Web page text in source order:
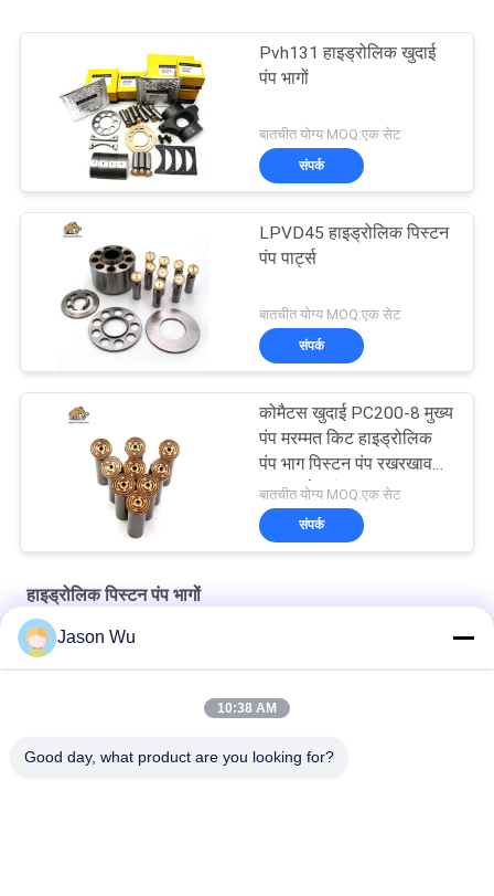
Pvh131 हाइड्रोलिक खुदाई
पंप भागों
बातचीत योग्य MOQ:एक सेट
संपर्क
LPVD45 हाइड्रोलिक पिस्टन
पंप पार्ट्स
बातचीत योग्य MOQ:एक सेट
संपर्क
कोमैटस खुदाई PC200-8 मुख्य
पंप मरम्मत किट हाइड्रोलिक
पंप भाग पिस्टन पंप रखरखाव
मरम्मत सेवाएं
बातचीत योग्य MOQ:एक सेट
संपर्क
हाइड्रोलिक पिस्टन पंप भागों
मूल प्रतिस्थापन के लिए वोल्वो कास्ट आयरन गियर पंप वीओई 14561971
Jason Wu
10:38 AM
Good day, what product are you looking for?